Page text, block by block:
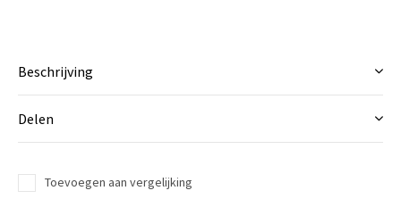
Beschrijving
Delen
Toevoegen aan vergelijking